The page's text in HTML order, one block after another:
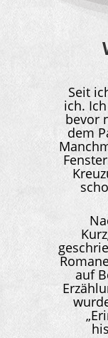
Seit
ich.
bevor
dem
auf